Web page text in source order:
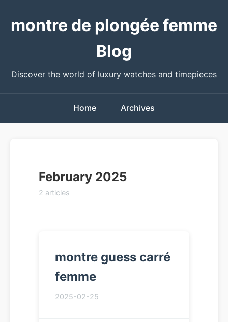
montre de plongée femme
Blog
Discover the world of luxury watches and timepieces
Home Archives
February 2025
2 articles
montre guess carré
femme
2025-02-25